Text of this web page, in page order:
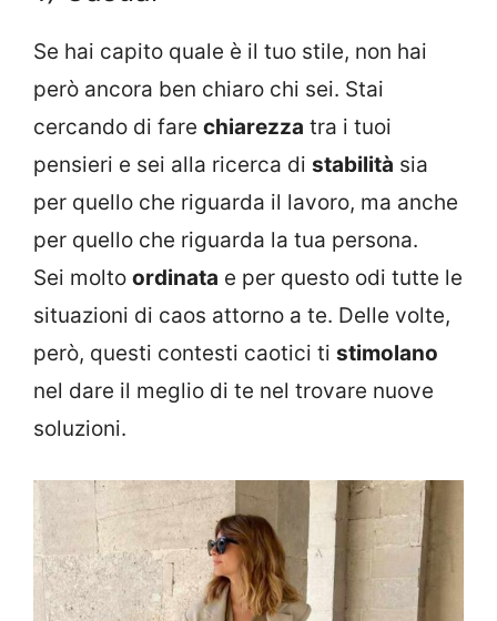
Se hai capito quale è il tuo stile, non hai
però ancora ben chiaro chi sei. Stai
cercando di fare chiarezza tra i tuoi
pensieri e sei alla ricerca di stabilità sia
per quello che riguarda il lavoro, ma anche
per quello che riguarda la tua persona.
Sei molto ordinata e per questo odi tutte le
situazioni di caos attorno a te. Delle volte,
però, questi contesti caotici ti stimolano
nel dare il meglio di te nel trovare nuove
soluzioni.